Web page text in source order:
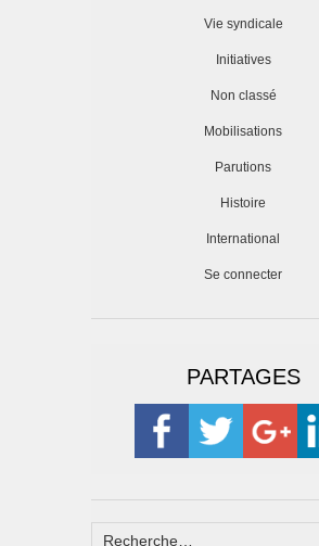
Vie syndicale
Initiatives
Non classé
Mobilisations
Parutions
Histoire
International
Se connecter
PARTAGES